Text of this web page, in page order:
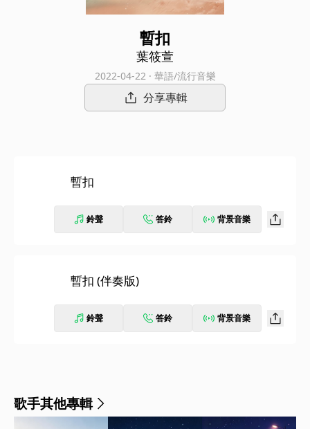
暫扣
葉筱萱
2022-04-22 · 華語/流行音樂
分享專輯
暫扣
鈴聲 答鈴 背景音樂
暫扣 (伴奏版)
鈴聲 答鈴 背景音樂
歌手其他專輯